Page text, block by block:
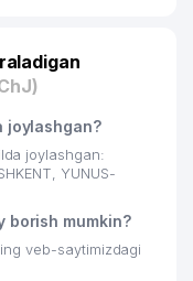
joylashgan?
joylashgan:
YUNUS-
borish mumkin?
veb-saytimizdagi